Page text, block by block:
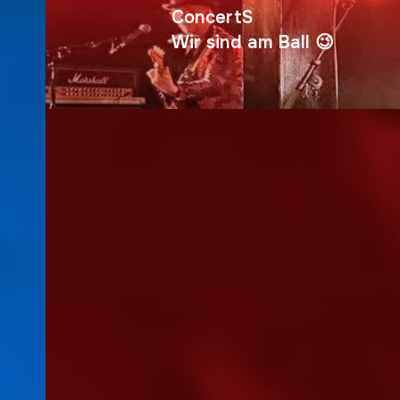
ConcertS
Wir sind am Ball 😉